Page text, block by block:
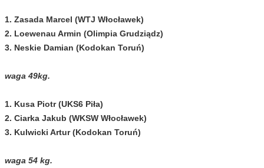
1. Zasada Marcel (WTJ Włocławek)
2. Loewenau Armin (Olimpia Grudziądz)
3. Neskie Damian (Kodokan Toruń)
waga 49kg.
1. Kusa Piotr (UKS6 Piła)
2. Ciarka Jakub (WKSW Włocławek)
3. Kulwicki Artur (Kodokan Toruń)
waga 54 kg.